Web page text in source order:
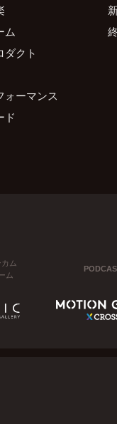
ム
ダクト
ォーマンス
ド
ム
ム